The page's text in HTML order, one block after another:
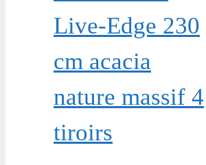
Live-Edge 230
cm acacia
nature massif 4
tiroirs